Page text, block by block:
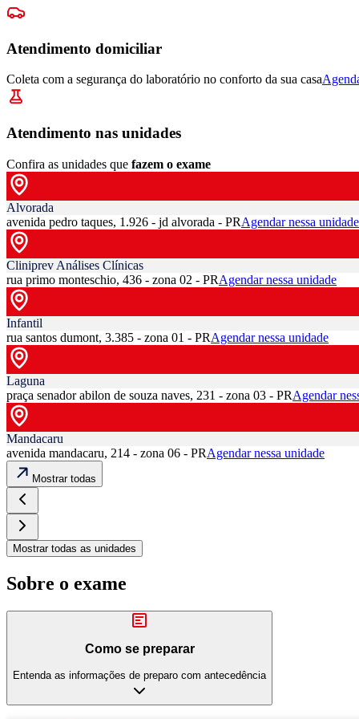
Atendimento domiciliar
Coleta com a segurança do laboratório no conforto da sua casa
Atendimento nas unidades
Confira as unidades que fazem o exame
Alvorada
avenida pedro taques, 1.926 - jd alvorada - PRAgendar nessa unidade
Cliniprev Análises Clínicas
rua primo monteschio, 436 - zona 02 - PRAgendar nessa unidade
Infantil
rua santos dumont, 3.385 - zona 01 - PRAgendar nessa unidade
Laguna
praça senador abilon de souza naves, 231 - zona 03 - PRAgendar
Mandacaru
avenida mandacaru, 214 - zona 06 - PRAgendar nessa unidade
Mostrar todas
Mostrar todas as unidades
Sobre o exame
Como se preparar
Entenda as informações de preparo com antecedência